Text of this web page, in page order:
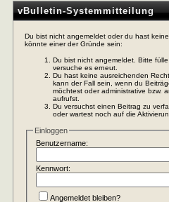
vBulletin-Systemmitteilung
Du bist nicht angemeldet oder du hast
könnte einer der Gründe sein:
Du bist nicht angemeldet. Bitte
versuche es erneut.
Du hast keine ausreichenden
kann der Fall sein, wenn du
möchtest oder administrative bzw.
aufrufst.
Du versuchst einen Beitrag zu
oder wartest noch auf die
Einloggen
Benutzername:
Kennwort:
Angemeldet bleiben?